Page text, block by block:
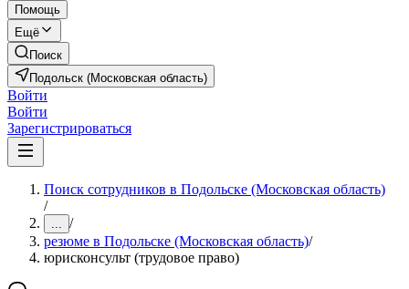
Помощь
Ещё
Поиск
Подольск (Московская область)
Войти
Войти
Зарегистрироваться
Поиск сотрудников в Подольске (Московская область)
/
... /
резюме в Подольске (Московская область)/
юрисконсульт (трудовое право)